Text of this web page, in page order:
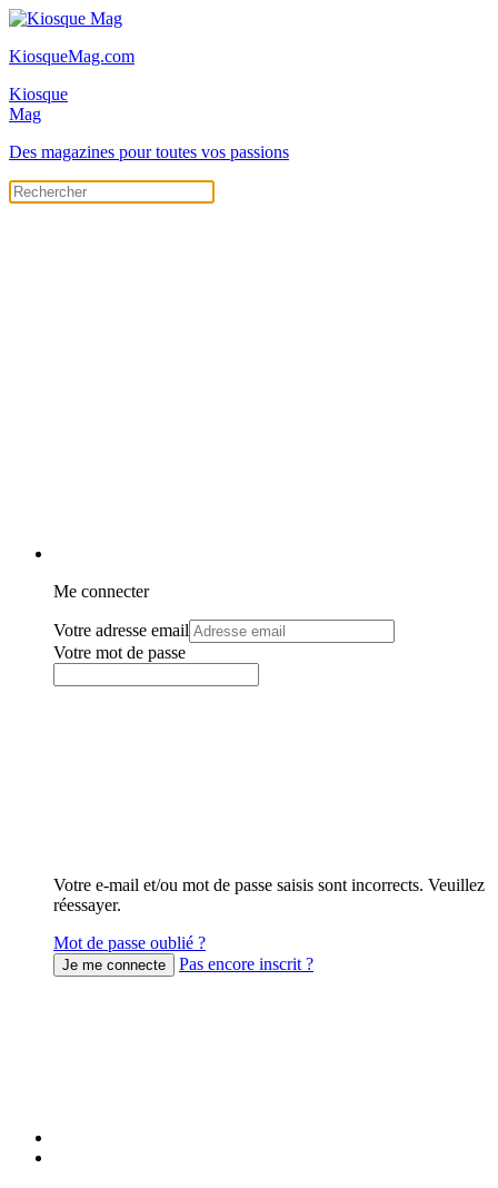
KiosqueMag.com
Kiosque
Mag
Des magazines pour toutes vos passions
Me connecter
Votre adresse email
Votre mot de passe
Votre e-mail et/ou mot de passe saisis sont incorrects. Veuillez
réessayer.
Mot de passe oublié ?
Pas encore inscrit ?